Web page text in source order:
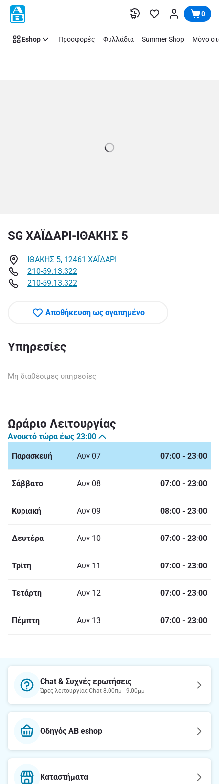
Παράλειψη
Store
Details
0
Eshop Προσφορές Φυλλάδια Summer Shop Μόνο
Αποθήκευση ως αγαπημένο
SG ΧΑΪΔΑΡΙ-ΙΘΑΚΗΣ 5
ΙΘΑΚΗΣ 5, 12461 ΧΑΪΔΑΡΙ
210-59.13.322
210-59.13.322
Υπηρεσίες
Μη διαθέσιμες υπηρεσίες
Ωράριο Λειτουργίας
Ανοικτό τώρα έως 23:00
Παρασκευή Αυγ 07 07:00 - 23:00
Σάββατο Αυγ 08 07:00 - 23:00
Κυριακή Αυγ 09 08:00 - 23:00
Δευτέρα Αυγ 10 07:00 - 23:00
Τρίτη Αυγ 11 07:00 - 23:00
Τετάρτη Αυγ 12 07:00 - 23:00
Πέμπτη Αυγ 13 07:00 - 23:00
Chat & Συχνές ερωτήσεις
Ώρες λειτουργίας Chat 8.00πμ - 9.00μμ
Οδηγός AB eshop
Καταστήματα